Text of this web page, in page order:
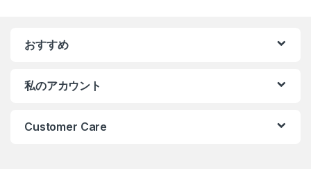
おすすめ
私のアカウント
Customer Care